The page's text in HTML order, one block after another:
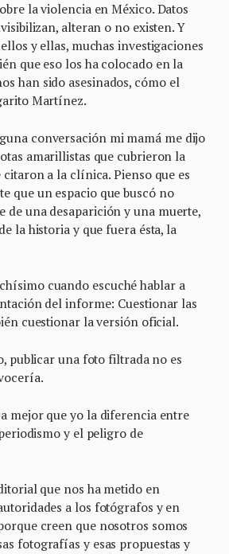
la violencia en México. Datos
alteran o no existen. Y
y ellas, muchas investigaciones
que eso los ha colocado en la
han sido asesinados, cómo el
Martínez.
conversación mi mamá me dijo
amarillistas que cubrieron la
a la clínica. Pienso que es
que un espacio que buscó no
de una desaparición y una muerte,
la historia y que fuera ésta, la
cuando escuché hablar a
del informe: Cuestionar las
cuestionar la versión oficial.
publicar una foto filtrada no es
mejor que yo la diferencia entre
y el peligro de
que nos ha metido en
a los fotógrafos y en
creen que nosotros somos
fotografías y esas propuestas y